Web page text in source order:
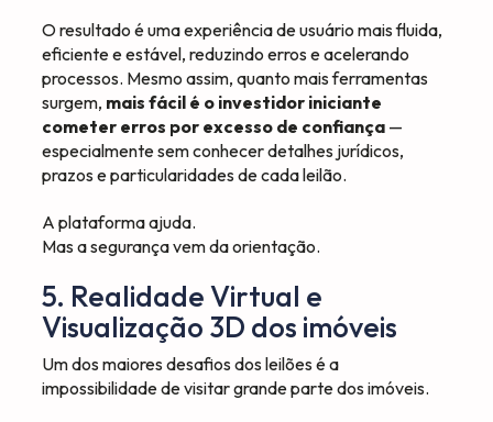
O resultado é uma experiência de usuário mais fluida,
eficiente e estável, reduzindo erros e acelerando
processos. Mesmo assim, quanto mais ferramentas
surgem, mais fácil é o investidor iniciante
cometer erros por excesso de confiança —
especialmente sem conhecer detalhes jurídicos,
prazos e particularidades de cada leilão.
A plataforma ajuda.
Mas a segurança vem da orientação.
5. Realidade Virtual e
Visualização 3D dos imóveis
Um dos maiores desafios dos leilões é a
impossibilidade de visitar grande parte dos imóveis.